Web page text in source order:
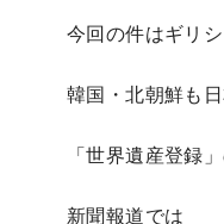
今回の件はギリ
韓国・北朝鮮も
「世界遺産登録
新聞報道では